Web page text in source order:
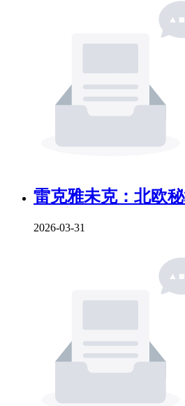
雷克雅未克：北欧
2026-03-31